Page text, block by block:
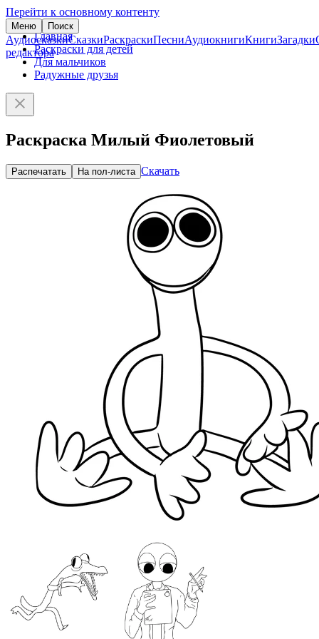
Перейти к основному контенту
Меню Поиск
АудиосказкиСказкиРаскраскиПесниАудиокнигиКнигиЗагадки
редактора
Главная
Раскраски для детей
Для мальчиков
Радужные друзья
Раскраска Милый Фиолетовый
Распечатать На пол-листа Скачать